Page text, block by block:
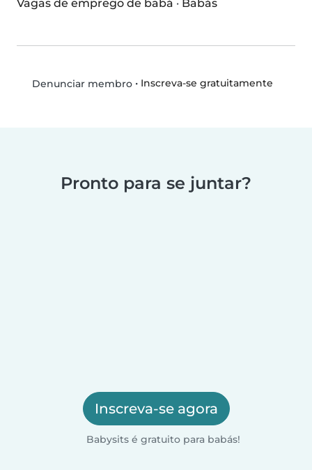
Vagas de emprego de babá · Babás
Denunciar membro• Inscreva-se gratuitamente
Pronto para se juntar?
Inscreva-se agora
Babysits é gratuito para babás!